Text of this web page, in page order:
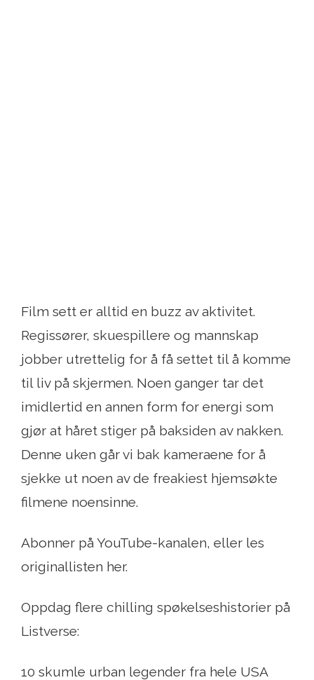
Film sett er alltid en buzz av aktivitet.
Regissører, skuespillere og mannskap
jobber utrettelig for å få settet til å komme
til liv på skjermen. Noen ganger tar det
imidlertid en annen form for energi som
gjør at håret stiger på baksiden av nakken.
Denne uken går vi bak kameraene for å
sjekke ut noen av de freakiest hjemsøkte
filmene noensinne.
Abonner på YouTube-kanalen, eller les
originallisten her.
Oppdag flere chilling spøkelseshistorier på
Listverse:
10 skumle urban legender fra hele USA